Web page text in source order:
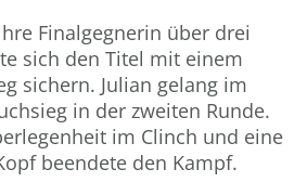
Finalgegnerin über drei
sich den Titel mit einem
sichern. Julian gelang im
in der zweiten Runde.
im Clinch und eine
beendete den Kampf.